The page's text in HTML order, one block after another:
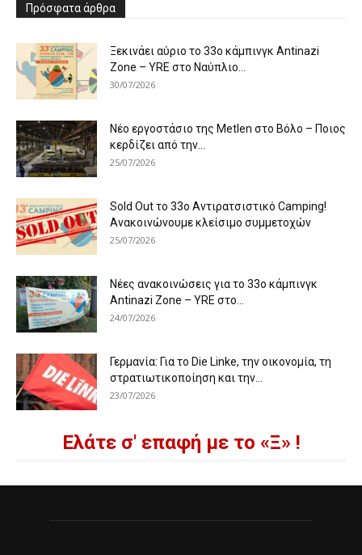
Πρόσφατα άρθρα
Ξεκινάει αύριο το 33ο κάμπινγκ Antinazi
Zone – YRE στο Ναύπλιο...
30/07/2026
Νέο εργοστάσιο της Metlen στο Βόλο – Ποιος
κερδίζει από την...
25/07/2026
Sold Out το 33ο Αντιρατσιστικό Camping!
Ανακοινώνουμε κλείσιμο συμμετοχών
25/07/2026
Νέες ανακοινώσεις για το 33ο κάμπινγκ
Antinazi Zone – YRE στο...
24/07/2026
Γερμανία: Για το Die Linke, την οικονομία, τη
στρατιωτικοποίηση και την...
23/07/2026
Ελάτε σ' επαφή με το «Ξ» !